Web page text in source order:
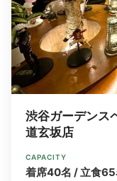
渋谷ガーデンス
道玄坂店
CAPACITY
着席40名 / 立食65